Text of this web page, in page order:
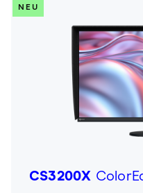
NEU
CS3200X